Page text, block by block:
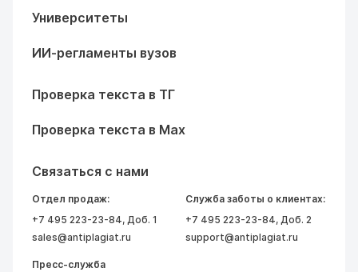
Университеты
ИИ-регламенты вузов
Проверка текста в ТГ
Проверка текста в Max
Связаться с нами
Отдел продаж:
+7 495 223-23-84, Доб. 1
sales@antiplagiat.ru
Служба заботы о клиентах:
+7 495 223-23-84, Доб. 2
support@antiplagiat.ru
Пресс-служба